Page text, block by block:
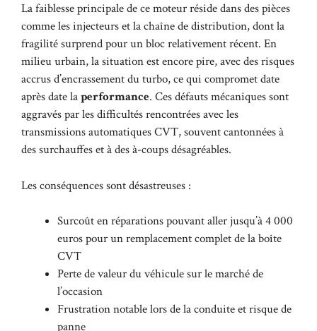
La faiblesse principale de ce moteur réside dans des pièces
comme les injecteurs et la chaîne de distribution, dont la
fragilité surprend pour un bloc relativement récent. En
milieu urbain, la situation est encore pire, avec des risques
accrus d’encrassement du turbo, ce qui compromet date
après date laperformance. Ces défauts mécaniques sont
aggravés par les difficultés rencontrées avec les
transmissions automatiques CVT, souvent cantonnées à
des surchauffes et à des à-coups désagréables.
Les conséquences sont désastreuses :
Surcoût en réparations pouvant aller jusqu’à 4 000
euros pour un remplacement complet de la boîte
CVT
Perte de valeur du véhicule sur le marché de
l’occasion
Frustration notable lors de la conduite et risque de
panne